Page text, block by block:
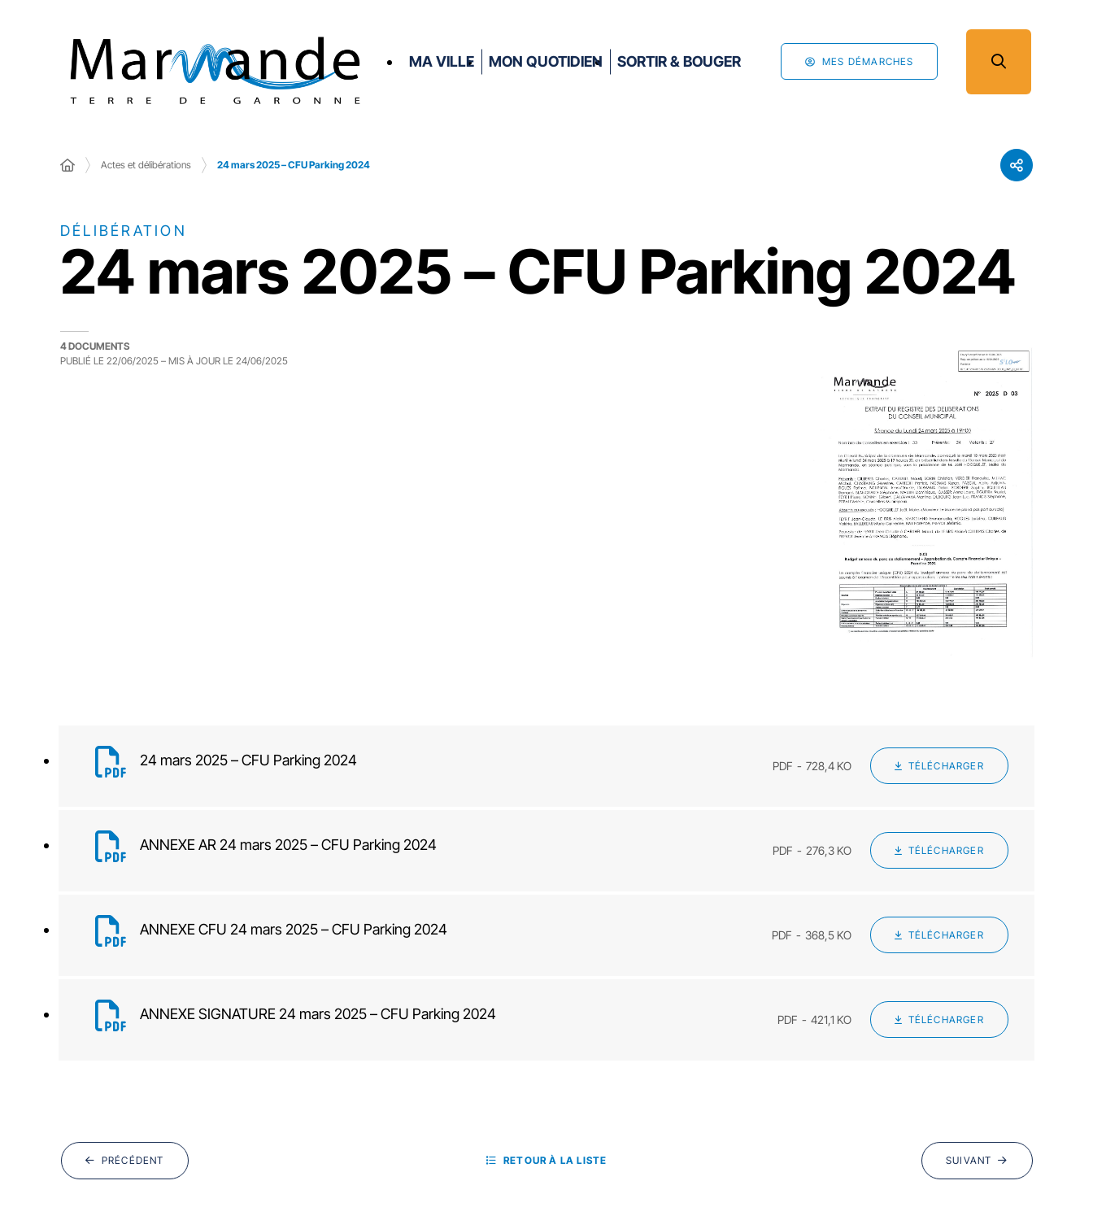
MA VILLE MON QUOTIDIEN SORTIR & BOUGER MES DÉMARCHES
Actes et délibérations 24 mars 2025 – CFU Parking 2024
DÉLIBÉRATION
24 mars 2025 – CFU Parking 2024
4 DOCUMENTS
PUBLIÉ LE 22/06/2025 – MIS À JOUR LE 24/06/2025
24 mars 2025 – CFU Parking 2024 PDF 728,4 KO TÉLÉCHARGER
ANNEXE AR 24 mars 2025 – CFU Parking 2024 PDF 276,3 KO TÉLÉCHARGER
ANNEXE CFU 24 mars 2025 – CFU Parking 2024 PDF 368,5 KO TÉLÉCHARGER
ANNEXE SIGNATURE 24 mars 2025 – CFU Parking 2024 PDF 421,1 KO TÉLÉCHARGER
PRÉCÉDENT RETOUR À LA LISTE SUIVANT